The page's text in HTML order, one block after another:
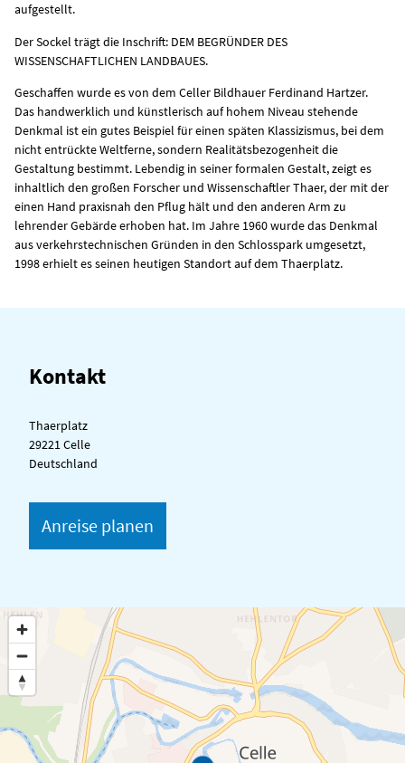
aufgestellt.
Der Sockel trägt die Inschrift: DEM BEGRÜNDER DES
WISSENSCHAFTLICHEN LANDBAUES.
Geschaffen wurde es von dem Celler Bildhauer Ferdinand Hartzer.
Das handwerklich und künstlerisch auf hohem Niveau stehende
Denkmal ist ein gutes Beispiel für einen späten Klassizismus, bei dem
nicht entrückte Weltferne, sondern Realitätsbezogenheit die
Gestaltung bestimmt. Lebendig in seiner formalen Gestalt, zeigt es
inhaltlich den großen Forscher und Wissenschaftler Thaer, der mit der
einen Hand praxisnah den Pflug hält und den anderen Arm zu
lehrender Gebärde erhoben hat. Im Jahre 1960 wurde das Denkmal
aus verkehrstechnischen Gründen in den Schlosspark umgesetzt,
1998 erhielt es seinen heutigen Standort auf dem Thaerplatz.
Kontakt
Thaerplatz
29221 Celle
Deutschland
Anreise planen